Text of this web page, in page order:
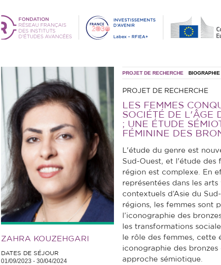
ZAHRA KOUZEHGARI
DATES DE SÉJOUR
01/09/2023 - 30/04/2024
PROJET DE RECHERCHE BIOGRAPHIE
PROJET DE RECHERCHE
LES FEMMES
SOCIÉTÉ DE L'ÂGE
; UNE ÉTUDE
FÉMININE DES
L'étude du genre est
Sud-Ouest, et l'étude des
région est complexe. En
représentées dans les
contextuels d’Asie du
régions, les femmes sont
l’iconographie des
les transformations
le rôle des femmes, cette
iconographie des
approche sémiotique.